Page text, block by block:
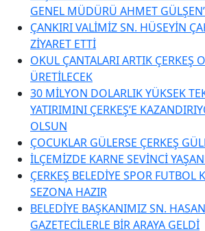
GENEL MÜDÜRÜ AHMET
ÇANKIRI VALİMİZ SN. HÜSEYİN
ZİYARET ETTİ
OKUL ÇANTALARI ARTIK ÇERKEŞ
ÜRETİLECEK
30 MİLYON DOLARLIK YÜKSEK
YATIRIMINI ÇERKEŞ’E
OLSUN
ÇOCUKLAR GÜLERSE ÇERKEŞ
İLÇEMİZDE KARNE SEVİNCİ
ÇERKEŞ BELEDİYE SPOR
SEZONA HAZIR
BELEDİYE BAŞKANIMIZ SN.
GAZETECİLERLE BİR ARAYA GELDİ